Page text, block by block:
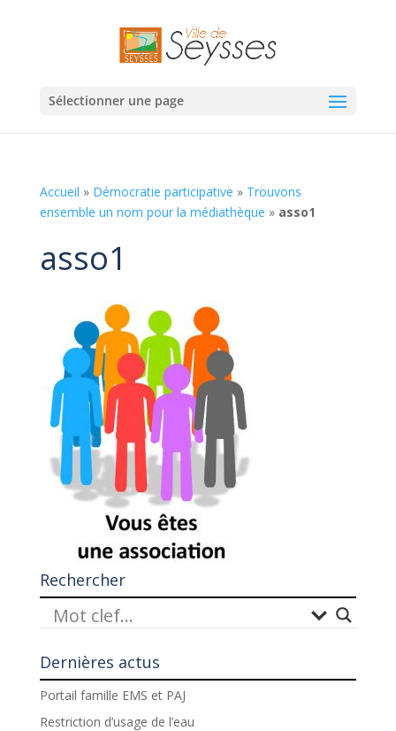
Sélectionner une page
Accueil » Démocratie participative » Trouvons
ensemble un nom pour la médiathèque » asso1
asso1
Rechercher
Dernières actus
Portail famille EMS et PAJ
Restriction d’usage de l’eau